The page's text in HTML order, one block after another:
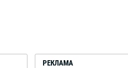
РЕКЛАМА